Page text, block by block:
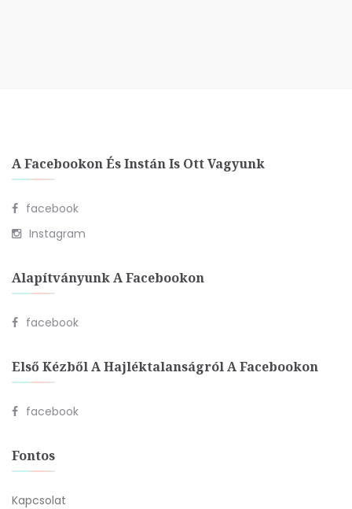
A Facebookon És Instán Is Ott Vagyunk
facebook
Instagram
Alapítványunk A Facebookon
facebook
Első Kézből A Hajléktalanságról A Facebookon
facebook
Fontos
Kapcsolat